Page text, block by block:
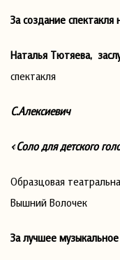
За создание
Наталья Тютяева,
спектакля
С.Алексиевич
«Соло для детского
Образцовая
Вышний Волочек
За лучшее